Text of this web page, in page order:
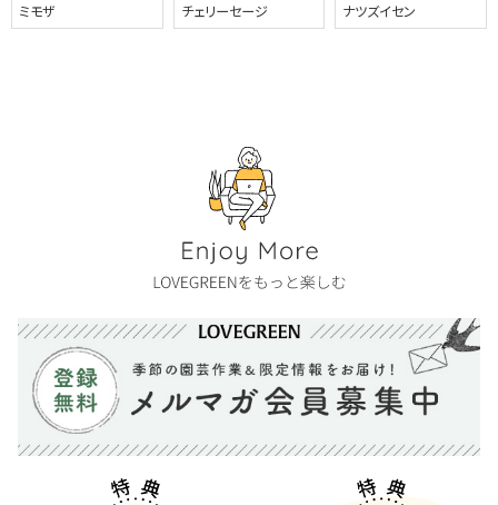
ミモザ チェリーセージ ナツズイセン